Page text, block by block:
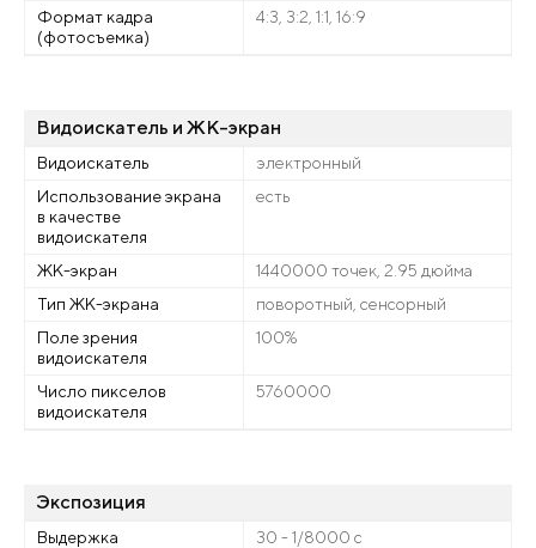
Формат кадра
(фотосъемка)
4:3, 3:2, 1:1, 16:9
Видоискатель и ЖК-экран
Видоискатель
электронный
Использование экрана
в качестве
видоискателя
есть
ЖК-экран
1440000 точек, 2.95 дюйма
Тип ЖК-экрана
поворотный, сенсорный
Поле зрения
видоискателя
100%
Число пикселов
видоискателя
5760000
Экспозиция
Выдержка
30 - 1/8000 с